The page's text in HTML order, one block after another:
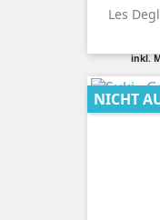
Les
inkl.
NICHT